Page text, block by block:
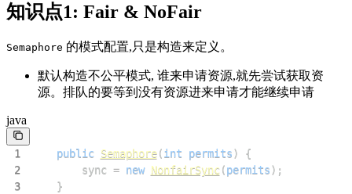
知识点1: Fair & NoFair
Semaphore 的模式配置,只是构造来定义。
默认构造不公平模式, 谁来申请资源,就先尝试获取资
源。排队的要等到没有资源进来申请才能继续申请
java
1 public Semaphore(int permits)
{
2
        sync
= new NonfairSync (permits) ;
3
}